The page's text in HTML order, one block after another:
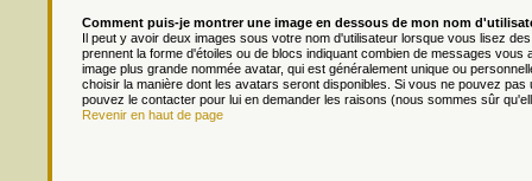
Comment puis-je montrer une image en dessous de mon nom
Il peut y avoir deux images sous votre nom d'utilisateur lorsque vous lisez
prennent la forme d'étoiles ou de blocs indiquant combien de messages
image plus grande nommée avatar, qui est généralement unique ou
choisir la manière dont les avatars seront disponibles. Si vous ne pouvez
pouvez le contacter pour lui en demander les raisons (nous sommes sûr
Revenir en haut de page